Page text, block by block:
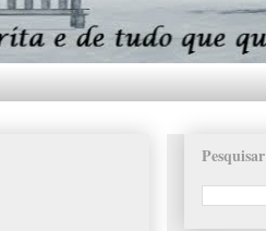
Pesquisar